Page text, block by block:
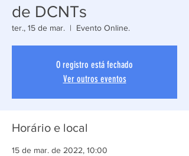
de DCNTs
ter., 15 de mar.
  |
Evento Online.
O registro está fechado
Ver outros eventos
Horário e local
15 de mar. de 2022, 10:00